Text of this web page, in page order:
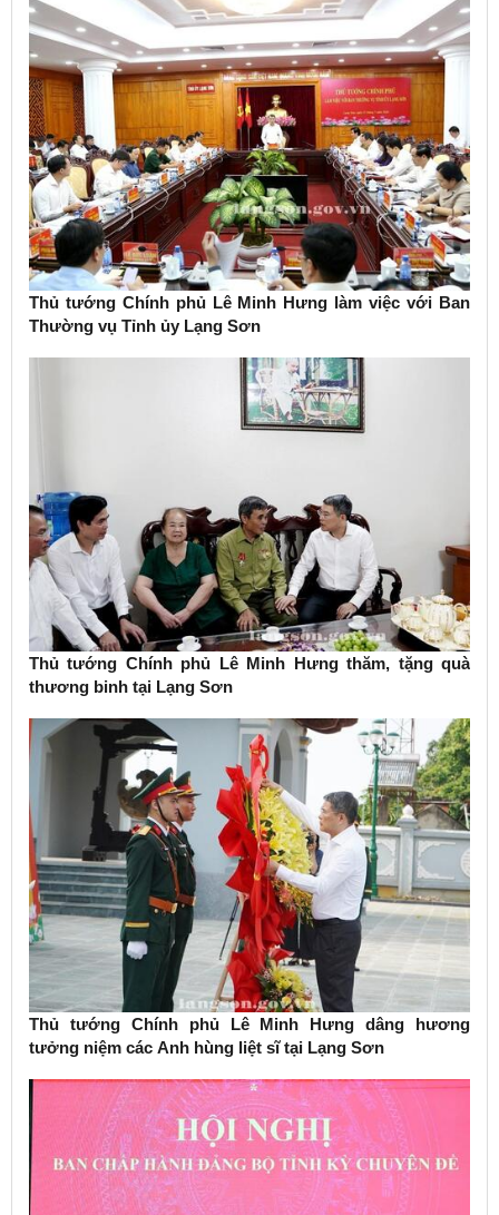
Thủ tướng Chính phủ Lê Minh Hưng làm việc với Ban
Thường vụ Tỉnh ủy Lạng Sơn
Thủ tướng Chính phủ Lê Minh Hưng thăm, tặng quà
thương binh tại Lạng Sơn
Thủ tướng Chính phủ Lê Minh Hưng dâng hương
tưởng niệm các Anh hùng liệt sĩ tại Lạng Sơn